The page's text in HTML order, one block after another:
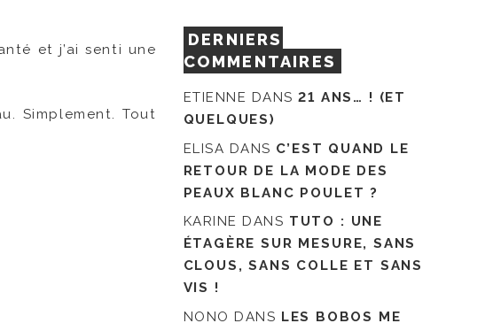
et j’ai senti une
Simplement. Tout
DERNIERS
COMMENTAIRES
ETIENNE DANS21 ANS… ! (ET
QUELQUES)
ELISA DANS C’EST QUAND LE
RETOUR DE LA MODE DES
PEAUX BLANC POULET ?
KARINE DANS TUTO : UNE
ÉTAGÈRE SUR MESURE, SANS
CLOUS, SANS COLLE ET SANS
VIS !
NONO DANS LES BOBOS ME